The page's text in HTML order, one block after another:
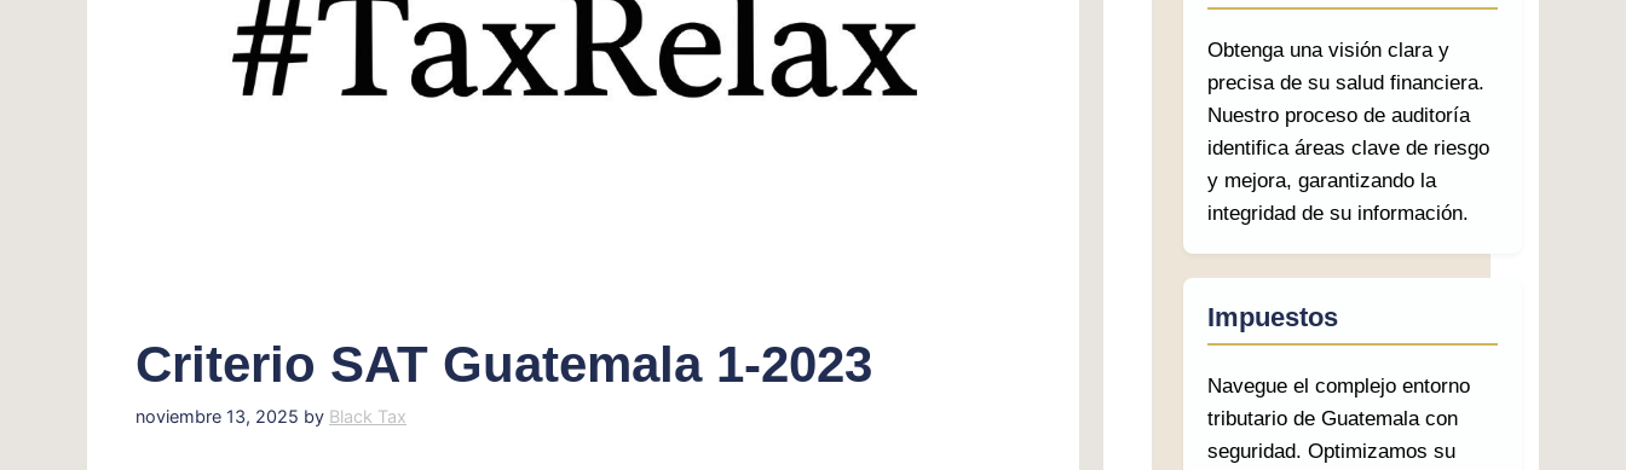
Criterio SAT Guatemala 1-2023
noviembre 13, 2025 by Black Tax
Obtenga una visión clara y
precisa de su salud financiera.
Nuestro proceso de auditoría
identifica áreas clave de riesgo
y mejora, garantizando la
integridad de su información.
Impuestos
Navegue el complejo entorno
tributario de Guatemala con
seguridad. Optimizamos su